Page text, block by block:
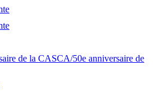
de la CASCA/50e anniversaire de